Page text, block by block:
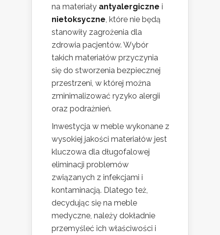
na materiały antyalergiczne i
nietoksyczne, które nie będą
stanowiły zagrożenia dla
zdrowia pacjentów. Wybór
takich materiałów przyczynia
się do stworzenia bezpiecznej
przestrzeni, w której można
zminimalizować ryzyko alergii
oraz podrażnień.
Inwestycja w meble wykonane z
wysokiej jakości materiałów jest
kluczowa dla długofalowej
eliminacji problemów
związanych z infekcjami i
kontaminacją. Dlatego też,
decydując się na meble
medyczne, należy dokładnie
przemyśleć ich właściwości i